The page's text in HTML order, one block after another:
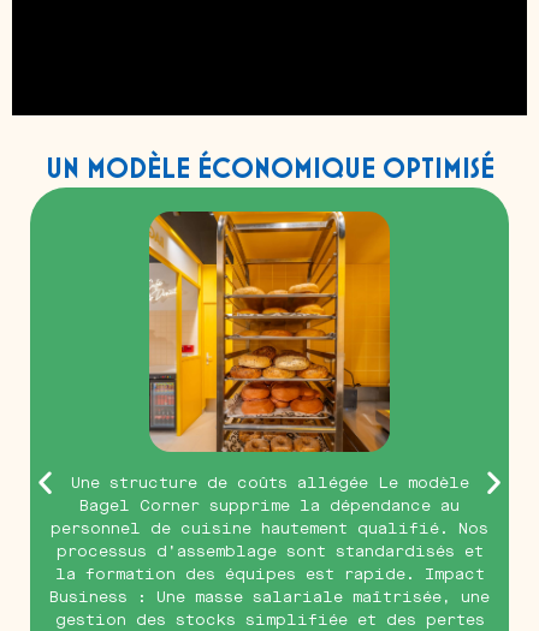
UN MODÈLE ÉCONOMIQUE OPTIMISÉ
Une structure de coûts allégée Le modèle
Bagel Corner supprime la dépendance au
personnel de cuisine hautement qualifié. Nos
processus d’assemblage sont standardisés et
la formation des équipes est rapide. Impact
Business : Une masse salariale maîtrisée, une
gestion des stocks simplifiée et des pertes